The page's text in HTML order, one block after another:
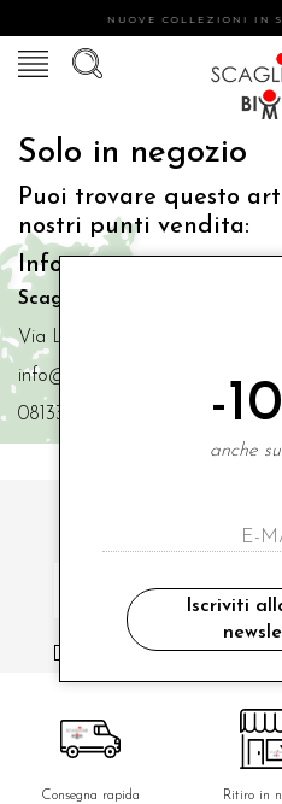
NUOVE COLLEZIONI IN
Solo in negozio
Puoi trovare questo
nostri punti vendita:
Info contatti
Scaglione Bimbi di Iacono
Via Luigi Mazzella,73 80077
info@scaglionebimbi.com
0813331162
ISCRIVITI ALLA
ho letto ed accettato le condizioni
Consegna rapida Ritiro in
-
anche
Iscriviti